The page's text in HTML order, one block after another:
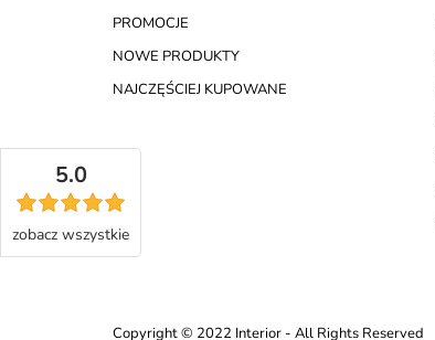
PROMOCJE
NOWE PRODUKTY
NAJCZĘŚCIEJ KUPOWANE
Copyright © 2022 Interior - All Rights Reserved
5.0
zobacz wszystkie